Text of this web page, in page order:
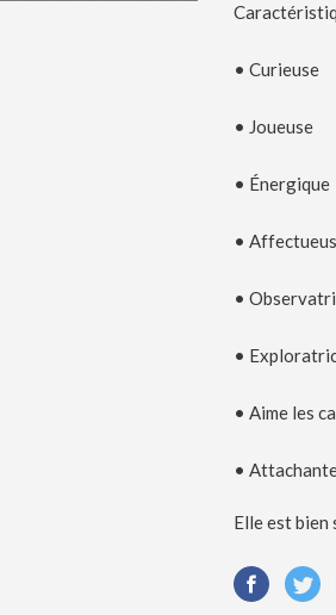
• Curieuse
• Joueuse
• Énergique
•
•
•
• Aime les
•
Elle est bien